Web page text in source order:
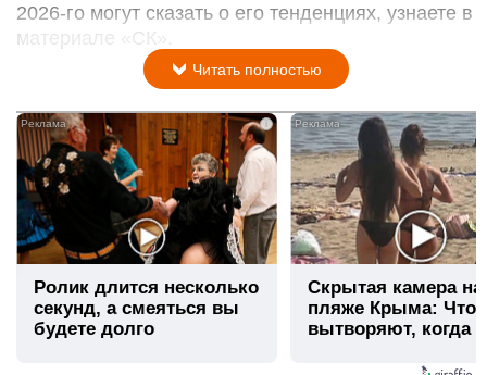
2026-го могут сказать о его тенденциях, узнаете в
материале «СК».
Читать полностью
i
Ролик длится несколько
секунд, а смеяться вы
будете долго
Скрытая камера на
пляже Крыма: Что
вытворяют, когда